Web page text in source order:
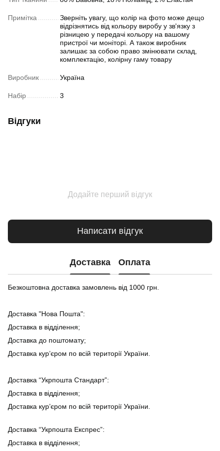
Примітка
Зверніть увагу, що колір на фото може дещо
відрізнятись від кольору виробу у зв'язку з
різницею у передачі кольору на вашому
пристрої чи моніторі. А також виробник
залишає за собою право змінювати склад,
комплектацію, колірну гаму товару
Виробник Україна
Набір 3
Відгуки
Додайте перший відгук
Написати відгук
Доставка Оплата
Безкоштовна доставка замовлень від 1000 грн.
Доставка "Нова Пошта":
Доставка в відділення;
Доставка до поштомату;
Доставка кур’єром по всій території України.
Доставка “Укрпошта Стандарт”:
Доставка в відділення;
Доставка кур’єром по всій території України.
Доставка “Укрпошта Експрес”:
Доставка в відділення;